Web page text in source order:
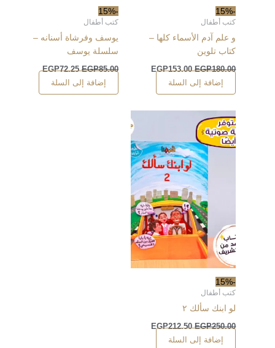
-15%
كتب أطفال
و علم آدم الأسماء كلها –
كتاب تلوين
EGP180.00
EGP153.00
إضافة إلى السلة
-15%
كتب أطفال
يوسف وفرشاة أسنانه –
سلسلة يوسف
EGP85.00
EGP72.25
إضافة إلى السلة
-15%
كتب أطفال
لو ابنك سألك ٢
EGP250.00
EGP212.50
إضافة إلى السلة